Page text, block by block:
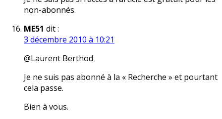
non-abonnés.
ME51 dit :
3 décembre 2010 à 10:21
@Laurent Berthod
Je ne suis pas abonné à la « Recherche » et pourtant
cela passe.
Bien à vous.